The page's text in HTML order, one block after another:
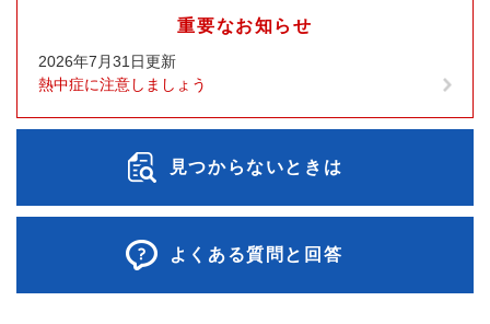
重要なお知らせ
2026年7月31日更新
熱中症に注意しましょう
見つからないときは
よくある質問と回答